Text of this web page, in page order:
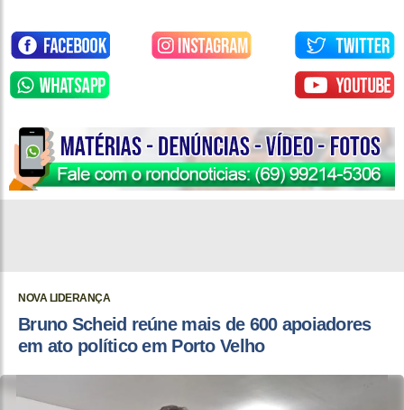
NOVA LIDERANÇA
Bruno Scheid reúne mais de 600 apoiadores
em ato político em Porto Velho